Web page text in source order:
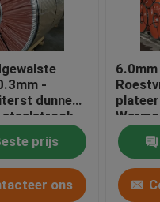
-
dunne
staalstrook
prijs
ons
Strook